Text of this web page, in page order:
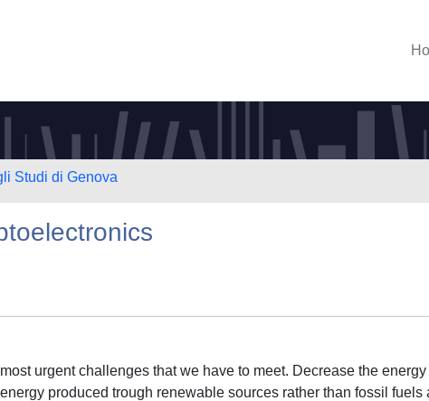
Studi di Genova
urgent challenges that we have to meet. Decrease the energy
produced trough renewable sources rather than fossil fuels